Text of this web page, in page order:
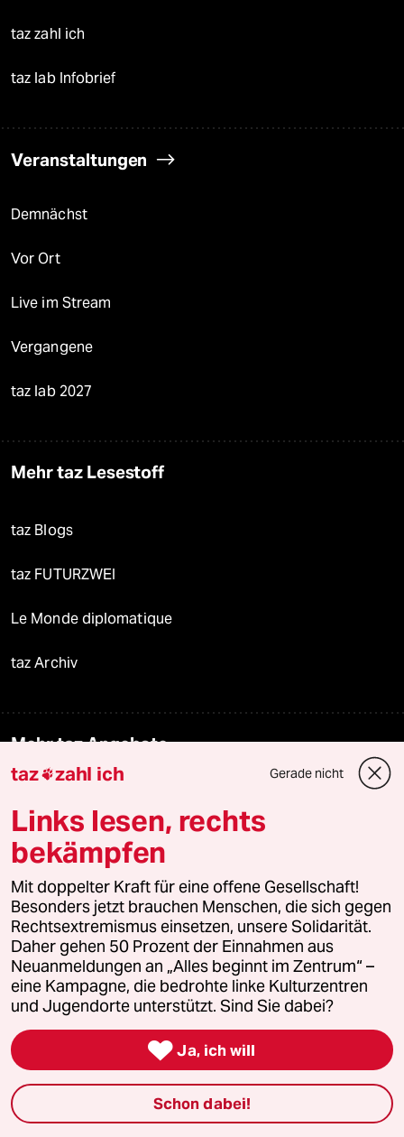
taz zahl ich
taz lab Infobrief
Veranstaltungen
Demnächst
Vor Ort
Live im Stream
Vergangene
taz lab 2027
Mehr taz Lesestoff
taz Blogs
taz FUTURZWEI
Le Monde diplomatique
taz Archiv
Mehr taz Angebote
Kantine
Shop
Anzeigen
Fragen & Hilfe
Feedback
Aboservice
taz zahl ich Gerade nicht
Links lesen, rechts
bekämpfen
Mit doppelter Kraft für eine offene Gesellschaft!
Besonders jetzt brauchen Menschen, die sich gegen
Rechtsextremismus einsetzen, unsere Solidarität.
Daher gehen 50 Prozent der Einnahmen aus
Neuanmeldungen an „Alles beginnt im Zentrum“ –
eine Kampagne, die bedrohte linke Kulturzentren
und Jugendorte unterstützt. Sind Sie dabei?
 Ja, ich will
Schon dabei!